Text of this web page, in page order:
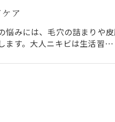
ア
悩みには、毛穴の詰まりや
ます。大人ニキビは生活習…